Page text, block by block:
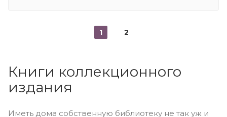
1 2
Книги коллекционного
издания
Иметь дома собственную библиотеку не так уж и